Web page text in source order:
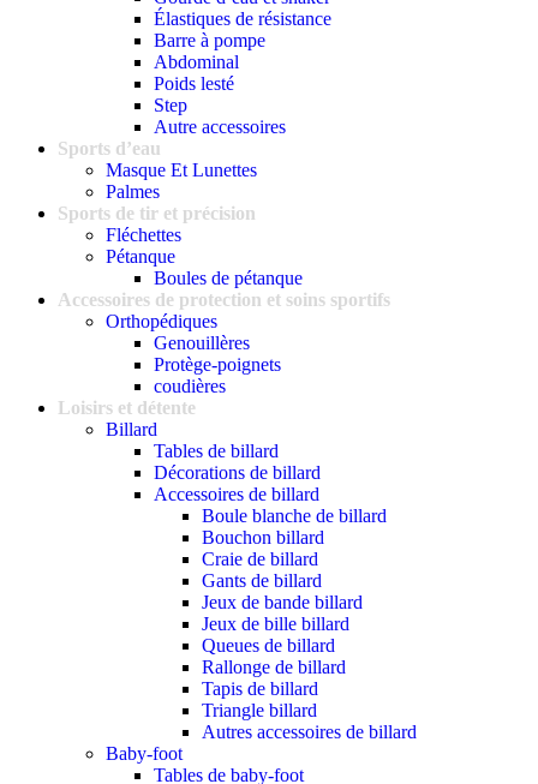
Élastiques de résistance
Barre à pompe
Abdominal
Poids lesté
Step
Autre accessoires
Sports d’eau
Masque Et Lunettes
Palmes
Sports de tir et précision
Fléchettes
Pétanque
Boules de pétanque
Accessoires de protection et soins sportifs
Orthopédiques
Genouillères
Protège-poignets
coudières
Loisirs et détente
Billard
Tables de billard
Décorations de billard
Accessoires de billard
Boule blanche de billard
Bouchon billard
Craie de billard
Gants de billard
Jeux de bande billard
Jeux de bille billard
Queues de billard
Rallonge de billard
Tapis de billard
Triangle billard
Autres accessoires de billard
Baby-foot
Tables de baby-foot